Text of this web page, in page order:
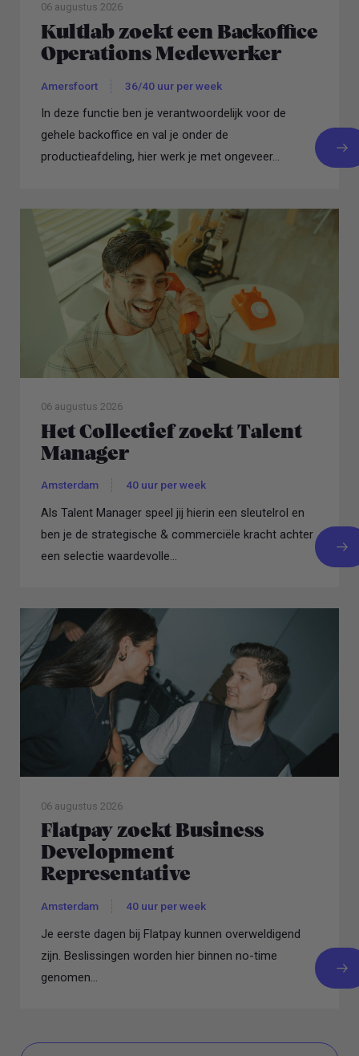
06 augustus 2026
Kultlab zoekt een Backoffice
Operations Medewerker
Amersfoort 36/40 uur per week
In deze functie ben je verantwoordelijk voor de
gehele backoffice en val je onder de
productieafdeling, hier werk je met ongeveer...
06 augustus 2026
Het Collectief zoekt Talent
Manager
Amsterdam 40 uur per week
Als Talent Manager speel jij hierin een sleutelrol en
ben je de strategische & commerciële kracht achter
een selectie waardevolle...
06 augustus 2026
Flatpay zoekt Business
Development
Representative
Amsterdam 40 uur per week
Je eerste dagen bij Flatpay kunnen overweldigend
zijn. Beslissingen worden hier binnen no-time
genomen...